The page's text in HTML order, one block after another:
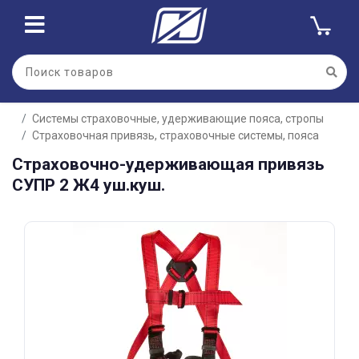
Системы страховочные, удерживающие пояса, стропы
Страховочная привязь, страховочные системы, пояса
Страховочно-удерживающая привязь
СУПР 2 Ж4 уш.куш.
Для клиентов всех банков
Разбейте
оплатуна части
без переплат
График платежей